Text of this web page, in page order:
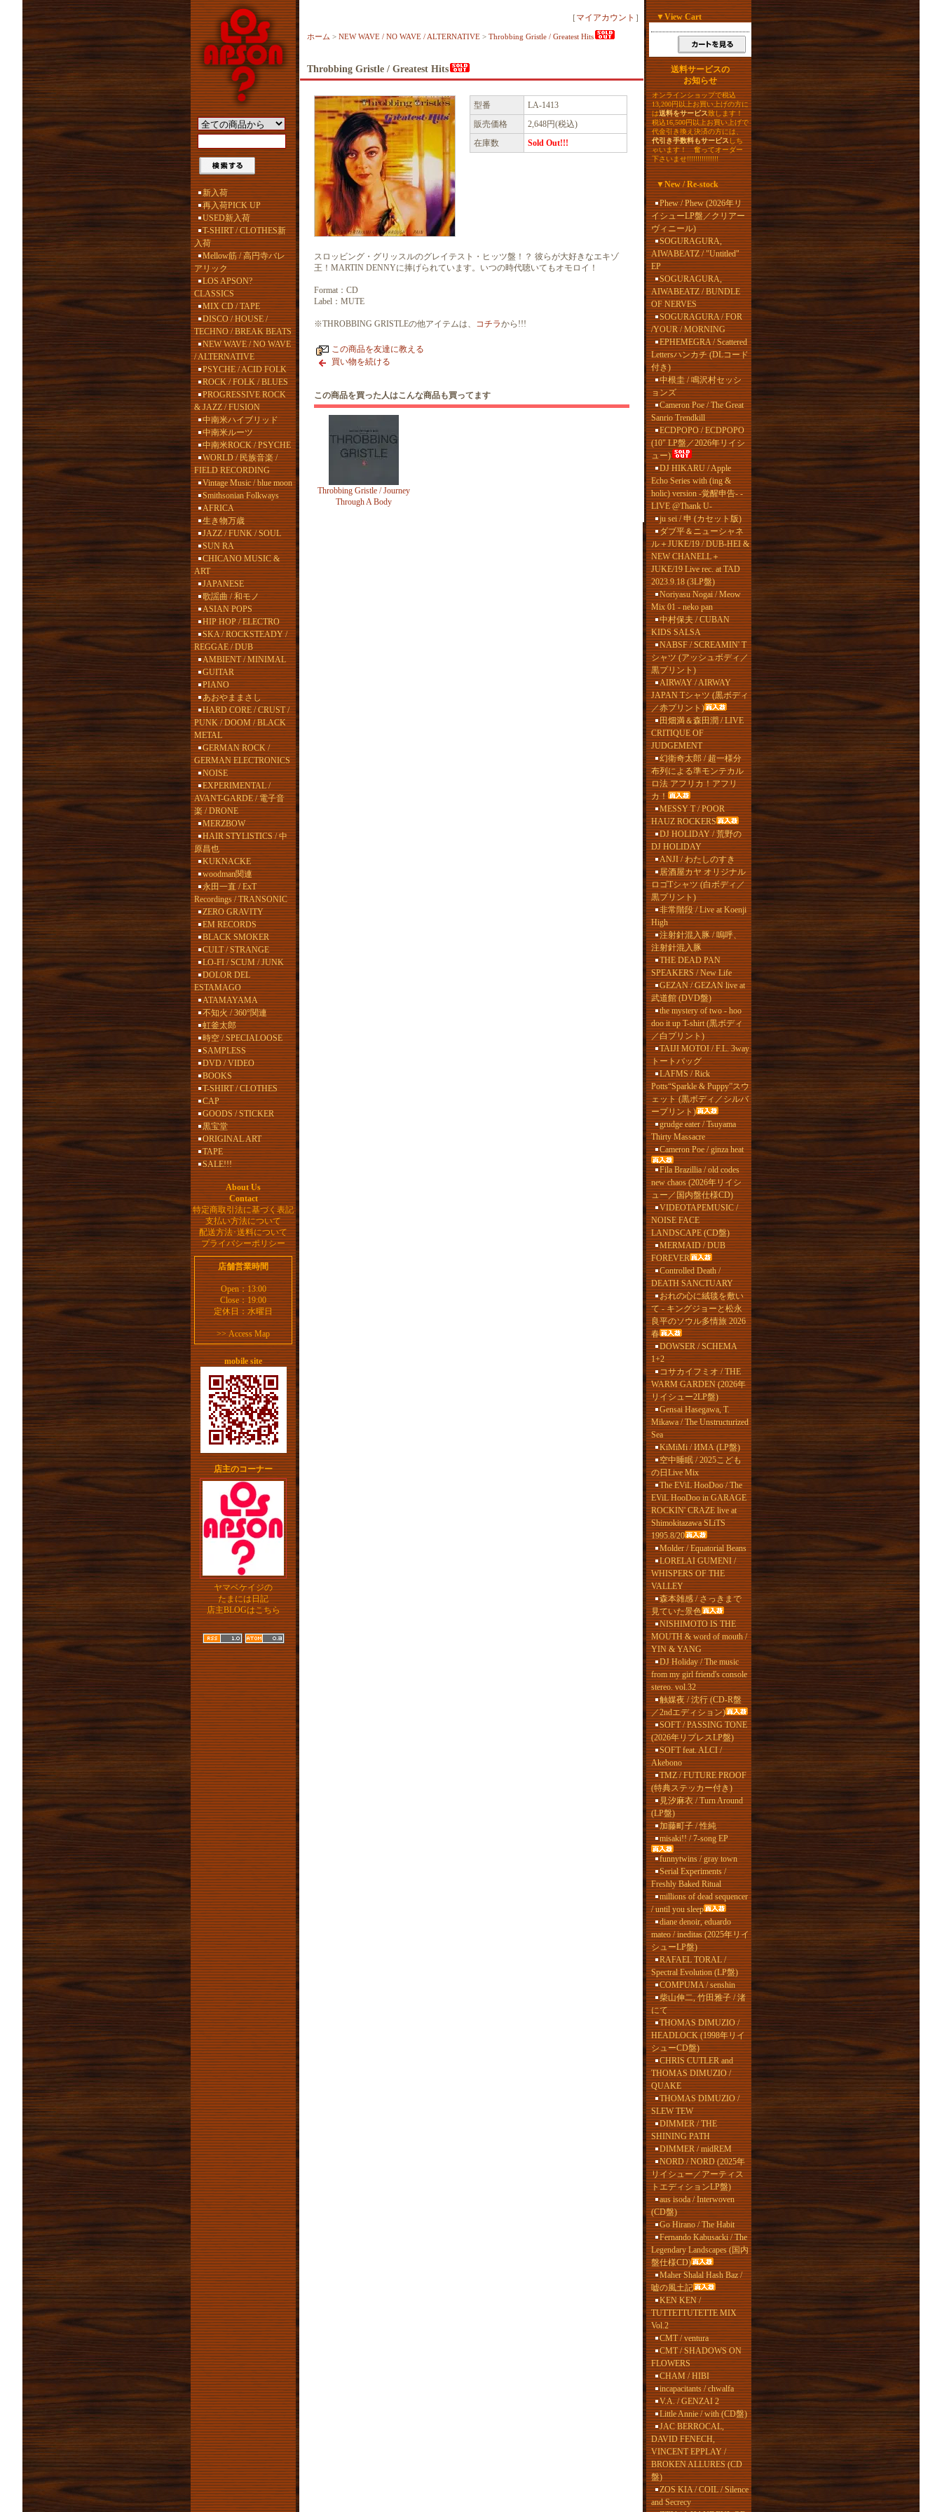
新入荷
再入荷PICK UP
USED新入荷
T-SHIRT / CLOTHES新
入荷
Mellow筋 / 高円寺バレ
アリック
LOS APSON?
CLASSICS
MIX CD / TAPE
DISCO / HOUSE /
TECHNO / BREAK BEATS
NEW WAVE / NO WAVE
/ ALTERNATIVE
PSYCHE / ACID FOLK
ROCK / FOLK / BLUES
PROGRESSIVE ROCK
& JAZZ / FUSION
中南米ハイブリッド
中南米ルーツ
中南米ROCK / PSYCHE
WORLD / 民族音楽 /
FIELD RECORDING
Vintage Music / blue moon
Smithsonian Folkways
AFRICA
生き物万歳
JAZZ / FUNK / SOUL
SUN RA
CHICANO MUSIC &
ART
JAPANESE
歌謡曲 / 和モノ
ASIAN POPS
HIP HOP / ELECTRO
SKA / ROCKSTEADY /
REGGAE / DUB
AMBIENT / MINIMAL
GUITAR
PIANO
あおやままさし
HARD CORE / CRUST /
PUNK / DOOM / BLACK
METAL
GERMAN ROCK /
GERMAN ELECTRONICS
NOISE
EXPERIMENTAL /
AVANT-GARDE / 電子音
楽 / DRONE
MERZBOW
HAIR STYLISTICS / 中
原昌也
KUKNACKE
woodman関連
永田一直 / ExT
Recordings / TRANSONIC
ZERO GRAVITY
EM RECORDS
BLACK SMOKER
CULT / STRANGE
LO-FI / SCUM / JUNK
DOLOR DEL
ESTAMAGO
ATAMAYAMA
不知火 / 360°関連
虹釜太郎
時空 / SPECIALOOSE
SAMPLESS
DVD / VIDEO
BOOKS
T-SHIRT / CLOTHES
CAP
GOODS / STICKER
黒宝堂
ORIGINAL ART
TAPE
SALE!!!
About Us
Contact
特定商取引法に基づく表記
支払い方法について
配送方法･送料について
プライバシーポリシー
店舗営業時間
Open：13:00
Close：19:00
定休日：水曜日
>>Access Map
mobile site
店主のコーナー
ヤマベケイジの
たまには日記
店主BLOGはこちら
［ マイアカウント ］
ホーム > NEW WAVE / NO WAVE / ALTERNATIVE > Throbbing Gristle / Greatest Hits
Throbbing Gristle / Greatest Hits
型番
LA-1413
販売価格
2,648円(税込)
在庫数
Sold Out!!!
スロッビング・グリッスルのグレイテスト・ヒッツ盤！？ 彼らが大好きなエキゾ
王！MARTIN DENNYに捧げられています。いつの時代聴いてもオモロイ！
Format：CD
Label：MUTE
※THROBBING GRISTLEの他アイテムは、 コチラから!!!
この商品を友達に教える
買い物を続ける
この商品を買った人はこんな商品も買ってます
Throbbing Gristle / Journey
Through A Body
▼View Cart
送料サービスの
お知らせ
オンラインショップで税込
13,200円以上お買い上げの方に
は送料をサービス致します！
税込16,500円以上お買い上げで
代金引き換え決済の方には、
代引き手数料もサービスしち
ゃいます！ 奮ってオーダー
下さいませ!!!!!!!!!!!!!!!
▼New / Re-stock
Phew / Phew (2026年リ
イシューLP盤／クリアー
ヴィニール)
SOGURAGURA,
AIWABEATZ / "Untitled"
EP
SOGURAGURA,
AIWABEATZ / BUNDLE
OF NERVES
SOGURAGURA / FOR
/YOUR / MORNING
EPHEMEGRA / Scattered
Lettersハンカチ (DLコード
付き)
中根圭 / 鳴沢村セッシ
ョンズ
Cameron Poe / The Great
Sanrio Trendkill
ECDPOPO / ECDPOPO
(10" LP盤／2026年リイシ
ュー)
DJ HIKARU / Apple
Echo Series with (ing &
holic) version -覚醒申告- -
LIVE @Thank U-
ju sei / 申 (カセット版)
ダブ平＆ニューシャネ
ル＋JUKE/19 / DUB-HEI &
NEW CHANELL＋
JUKE/19 Live rec. at TAD
2023.9.18 (3LP盤)
Noriyasu Nogai / Meow
Mix 01 - neko pan
中村保夫 / CUBAN
KIDS SALSA
NABSF / SCREAMIN' T
シャツ (アッシュボディ／
黒プリント)
AIRWAY / AIRWAY
JAPAN Tシャツ (黒ボディ
／赤プリント)
田畑満＆森田潤 / LIVE
CRITIQUE OF
JUDGEMENT
幻衛奇太郎 / 超一様分
布列による準モンテカル
ロ法 アフリカ！アフリ
カ！
MESSY T / POOR
HAUZ ROCKERS
DJ HOLIDAY / 荒野の
DJ HOLIDAY
ANJI / わたしのすき
居酒屋カヤ オリジナル
ロゴTシャツ (白ボディ／
黒プリント)
非常階段 / Live at Koenji
High
注射針混入豚 / 嗚呼、
注射針混入豚
THE DEAD PAN
SPEAKERS / New Life
GEZAN / GEZAN live at
武道館 (DVD盤)
the mystery of two - hoo
doo it up T-shirt (黒ボディ
／白プリント)
TAIJI MOTOI / F.L. 3way
トートバッグ
LAFMS / Rick
Potts“Sparkle & Puppy”スウ
ェット (黒ボディ／シルバ
ープリント)
grudge eater / Tsuyama
Thirty Massacre
Cameron Poe / ginza heat
Fila Brazillia / old codes
new chaos (2026年リイシ
ュー／国内盤仕様CD)
VIDEOTAPEMUSIC /
NOISE FACE
LANDSCAPE (CD盤)
MERMAID / DUB
FOREVER
Controlled Death /
DEATH SANCTUARY
おれの心に絨毯を敷い
て - キングジョーと松永
良平のソウル多情旅 2026
春
DOWSER / SCHEMA
1+2
コサカイフミオ / THE
WARM GARDEN (2026年
リイシュー2LP盤)
Gensai Hasegawa, T.
Mikawa / The Unstructurized
Sea
KiMiMi / ИМА (LP盤)
空中睡眠 / 2025こども
の日Live Mix
The EViL HooDoo / The
EViL HooDoo in GARAGE
ROCKIN' CRAZE live at
Shimokitazawa SLiTS
1995.8/20
Molder / Equatorial Beans
LORELAI GUMENI /
WHISPERS OF THE
VALLEY
森本雑感 / さっきまで
見ていた景色
NISHIMOTO IS THE
MOUTH & word of mouth /
YIN & YANG
DJ Holiday / The music
from my girl friend's console
stereo. vol.32
触媒夜 / 沈行 (CD-R盤
／2ndエディション)
SOFT / PASSING TONE
(2026年リプレスLP盤)
SOFT feat. ALCI /
Akebono
TMZ / FUTURE PROOF
(特典ステッカー付き)
見汐麻衣 / Turn Around
(LP盤)
加藤町子 / 性純
misaki!! / 7-song EP
funnytwins / gray town
Serial Experiments /
Freshly Baked Ritual
millions of dead sequencer
/ until you sleep
diane denoir, eduardo
mateo / ineditas (2025年リイ
シューLP盤)
RAFAEL TORAL /
Spectral Evolution (LP盤)
COMPUMA / senshin
柴山伸二, 竹田雅子 / 渚
にて
THOMAS DIMUZIO /
HEADLOCK (1998年リイ
シューCD盤)
CHRIS CUTLER and
THOMAS DIMUZIO /
QUAKE
THOMAS DIMUZIO /
SLEW TEW
DIMMER / THE
SHINING PATH
DIMMER / midREM
NORD / NORD (2025年
リイシュー／アーティス
トエディションLP盤)
aus isoda / Interwoven
(CD盤)
Go Hirano / The Habit
Fernando Kabusacki / The
Legendary Landscapes (国内
盤仕様CD)
Maher Shalal Hash Baz /
嘘の風土記
KEN KEN /
TUTTETTUTETTE MIX
Vol.2
CMT / ventura
CMT / SHADOWS ON
FLOWERS
CHAM / HIBI
incapacitants / chwalfa
V.A. / GENZAI 2
Little Annie / with (CD盤)
JAC BERROCAL,
DAVID FENECH,
VINCENT EPPLAY /
BROKEN ALLURES (CD
盤)
ZOS KIA / COIL / Silence
and Secrecy